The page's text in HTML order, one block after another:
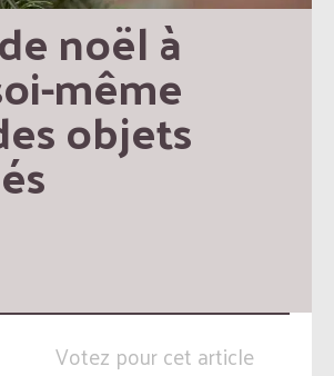
noël à
même
objets
Votez pour cet article